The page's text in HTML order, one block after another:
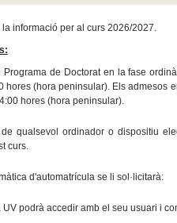
informació per al curs 2026/2027.
Programa de Doctorat en la fase
hores (hora peninsular). Els admesos
hores (hora peninsular).
qualsevol ordinador o dispositiu
curs.
d'automatrícula se li sol·licitarà:
podrà accedir amb el seu usuari i